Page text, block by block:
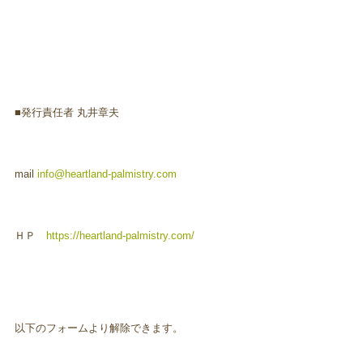
■発行責任者 丸井章夫
mailinfo@heartland-palmistry.com
ＨＰhttps://heartland-palmistry.com/
以下のフォームより解除できます。